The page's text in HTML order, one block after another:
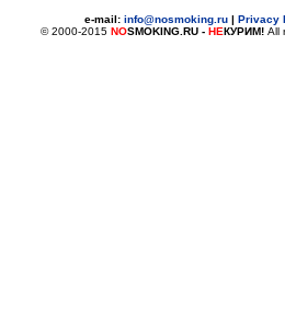
e-mail: info@nosmoking.ru | Privacy
© 2000-2015 NOSMOKING.RU - НЕКУРИМ! All